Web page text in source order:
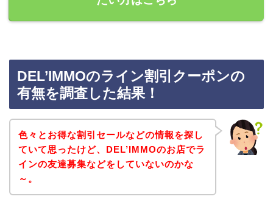
DEL’IMMOのライン割引クーポンの
有無を調査した結果！
色々とお得な割引セールなどの情報を探し
ていて思ったけど、DEL’IMMOのお店でラ
インの友達募集などをしていないのかな
～。